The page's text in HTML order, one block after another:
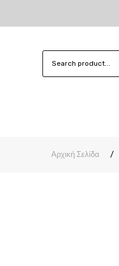
Αρχική Σελίδα /